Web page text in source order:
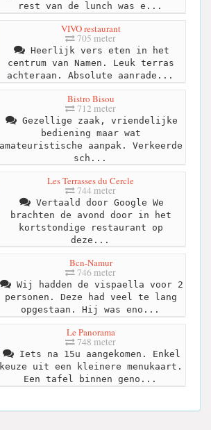
rest van de lunch was e...
VIVO restaurant
705 meter
Heerlijk vers eten in het
centrum van Namen. Leuk terras
achteraan. Absolute aanrade...
Bistro Bisou
712 meter
Gezellige zaak, vriendelijke
bediening maar wat
amateuristische aanpak. Verkeerde
sch...
Les Terrasses du Cercle
744 meter
Vertaald door Google We
brachten de avond door in het
kortstondige restaurant op
deze...
Bcn-Namur
746 meter
Wij hadden de vispaella voor 2
personen. Deze had veel te lang
opgestaan. Hij was eno...
Le Panorama
748 meter
Iets na 15u aangekomen. Enkel
keuze uit een kleinere menukaart.
Een tafel binnen geno...